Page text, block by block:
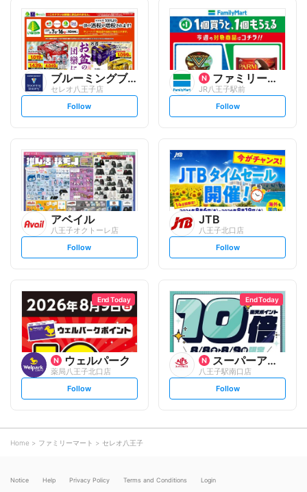
ブルーミングブルーミー
セレオ八王子店
s
l
o
w
Follow
ファミリーマート
JR八王子駅前
s
l
w
Follow
アベイル
八王子オクトーレ店
s
l
o
w
Follow
JTB
八王子北口店
s
l
o
Follow
End Today
ウェルパーク
薬局八王子北口店
s
l
o
Follow
End Today
スーパーアルプス
八王子駅南口店
s
l
Follow
Home ファミリーマート セレオ八王子
Notice Help Privacy Policy Terms and Conditions Login